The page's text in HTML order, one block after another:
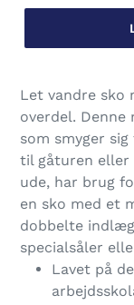
produkt
din
indkøbskurv
Let vandre sko
overdel.
som smyger
til gåturen
ude, har brug
en sko med et
dobbelte
specialsåler
Lavet på